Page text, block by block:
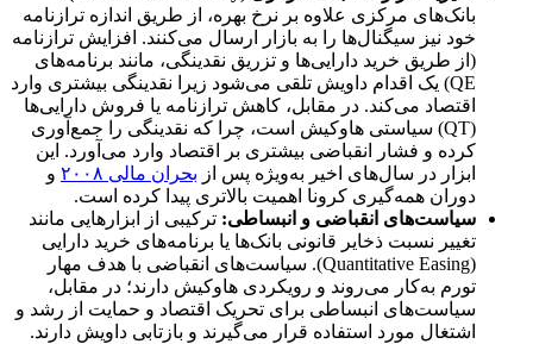
بانک‌های مرکزی علاوه بر نرخ بهره، از طریق اندازه ترازنامه
خود نیز سیگنال‌ها را به بازار ارسال می‌کنند. افزایش ترازنامه
(از طریق خرید دارایی‌ها و تزریق نقدینگی، مانند برنامه‌های
QE) یک اقدام داویش تلقی می‌شود زیرا نقدینگی بیشتری وارد
اقتصاد می‌کند. در مقابل، کاهش ترازنامه یا فروش دارایی‌ها
(QT) سیاستی هاوکیش است، چرا که نقدینگی را جمع‌آوری
کرده و فشار انقباضی بیشتری بر اقتصاد وارد می‌آورد. این
ابزار در سال‌های اخیر به‌ویژه پس از بحران مالی ۲۰۰۸
و
دوران همه‌گیری کرونا اهمیت بالاتری پیدا کرده است.
سیاست‌های انقباضی و انبساطی: ترکیبی از ابزارهایی مانند
تغییر نسبت ذخایر قانونی بانک‌ها یا برنامه‌های خرید دارایی
(Quantitative Easing). سیاست‌های انقباضی با هدف مهار
تورم به‌کار می‌روند و رویکردی هاوکیش دارند؛ در مقابل،
سیاست‌های انبساطی برای تحریک اقتصاد و حمایت از رشد و
اشتغال مورد استفاده قرار می‌گیرند و بازتابی داویش دارند.